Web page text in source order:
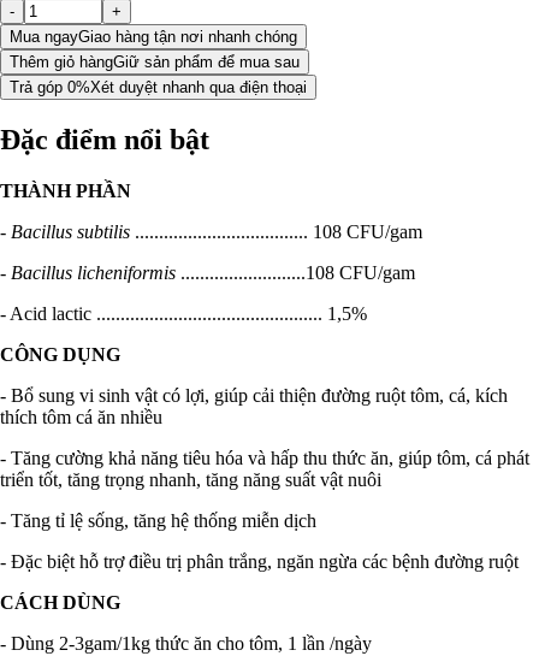
-
+
Mua ngayGiao hàng tận nơi nhanh chóng
Thêm giỏ hàngGiữ sản phẩm để mua sau
Trả góp 0%Xét duyệt nhanh qua điện thoại
Đặc điểm nổi bật
THÀNH PHẦN
- Bacillus subtilis .................................... 108 CFU/gam
- Bacillus licheniformis ..........................108 CFU/gam
- Acid lactic ............................................... 1,5%
CÔNG DỤNG
- Bổ sung vi sinh vật có lợi, giúp cải thiện đường ruột tôm, cá, kích
thích tôm cá ăn nhiều
- Tăng cường khả năng tiêu hóa và hấp thu thức ăn, giúp tôm, cá phát
triển tốt, tăng trọng nhanh, tăng năng suất vật nuôi
- Tăng tỉ lệ sống, tăng hệ thống miễn dịch
- Đặc biệt hỗ trợ điều trị phân trắng, ngăn ngừa các bệnh đường ruột
CÁCH DÙNG
- Dùng 2-3gam/1kg thức ăn cho tôm, 1 lần /ngày